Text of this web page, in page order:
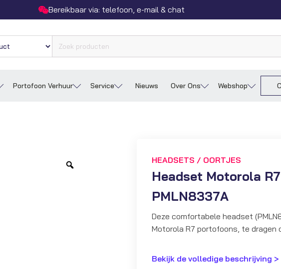
Bereikbaar via: telefoon, e-mail & chat
Portofoon Verhuur Service Nieuws Over Ons Webshop
HEADSETS / OORTJES
Headset Motorola
PMLN8337A
Deze comfortabele headset
Motorola R7 portofoons, te dragen
Bekijk de volledige beschrijving >